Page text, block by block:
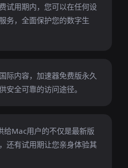
试用期内，您可以在任何设
务，全面保护您的数字生
际内容，加速器免费版永久
安全可靠的访问途径。
Mac用户的不仅是最新版
还有试用期让您亲身体验其